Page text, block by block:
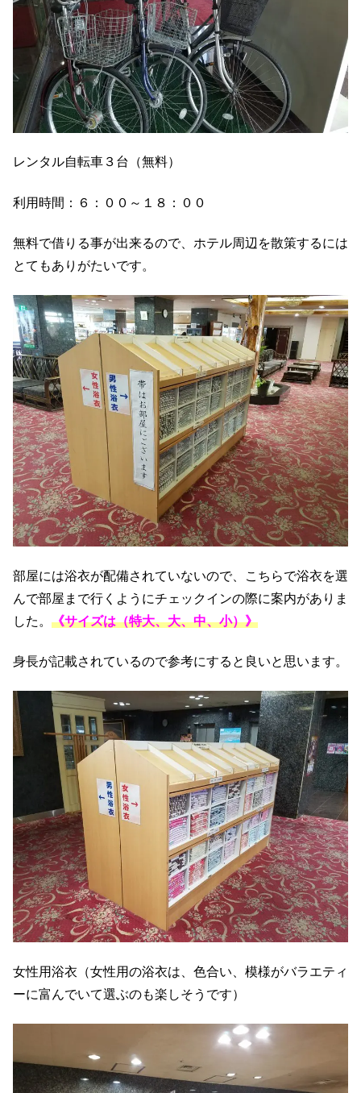
レンタル自転車３台（無料）
利用時間：６：００～１８：００
無料で借りる事が出来るので、ホテル周辺を散策するには
とてもありがたいです。
部屋には浴衣が配備されていないので、こちらで浴衣を選
んで部屋まで行くようにチェックインの際に案内がありま
した。 《サイズは（特大、大、中、小）》
身長が記載されているので参考にすると良いと思います。
女性用浴衣（女性用の浴衣は、色合い、模様がバラエティ
ーに富んでいて選ぶのも楽しそうです）